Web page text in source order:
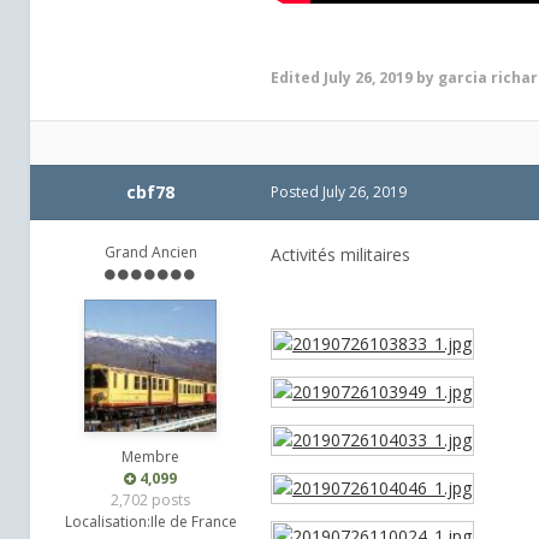
Edited July 26, 2019 by garcia
cbf78
Grand Ancien
Membre
4,099
2,702 posts
Localisation:Ile de France
Posted July 26, 2019
Activités militaires